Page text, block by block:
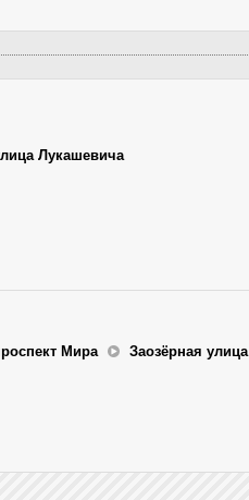
Лукашевича
Мира
Заозёрная улица